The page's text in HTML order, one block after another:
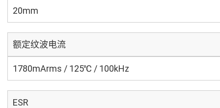
20mm
额定纹波电流
1780mArms / 125℃ / 100kHz
ESR